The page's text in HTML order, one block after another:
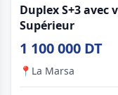
Duplex S+3
Supérieur
1 100 000 DT
📍 La Marsa